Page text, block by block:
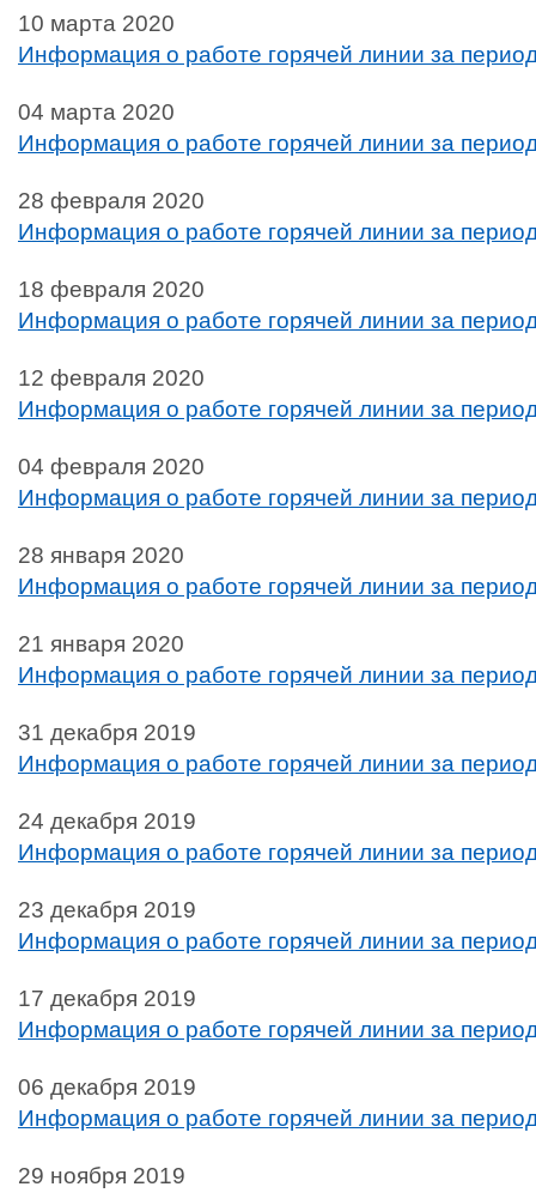
10 марта 2020
Информация о работе горячей линии за
04 марта 2020
Информация о работе горячей линии за
28 февраля 2020
Информация о работе горячей линии за
18 февраля 2020
Информация о работе горячей линии за
12 февраля 2020
Информация о работе горячей линии за
04 февраля 2020
Информация о работе горячей линии за
28 января 2020
Информация о работе горячей линии за
21 января 2020
Информация о работе горячей линии за
31 декабря 2019
Информация о работе горячей линии за
24 декабря 2019
Информация о работе горячей линии за
23 декабря 2019
Информация о работе горячей линии за
17 декабря 2019
Информация о работе горячей линии за
06 декабря 2019
Информация о работе горячей линии за
29 ноября 2019